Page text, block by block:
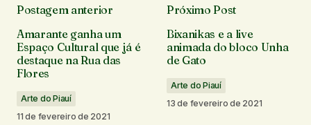
O seu endereço de e-mail não será publicado.
Campos obrigatórios são marcados com*
Comentário
Postagem anterior
Amarante ganha um
Espaço Cultural que já é
destaque na Rua das
Flores
Arte do Piauí
11 de fevereiro de 2021
Próximo Post
Bixanikas e a live
animada do bloco Unha
de Gato
Arte do Piauí
13 de fevereiro de 2021